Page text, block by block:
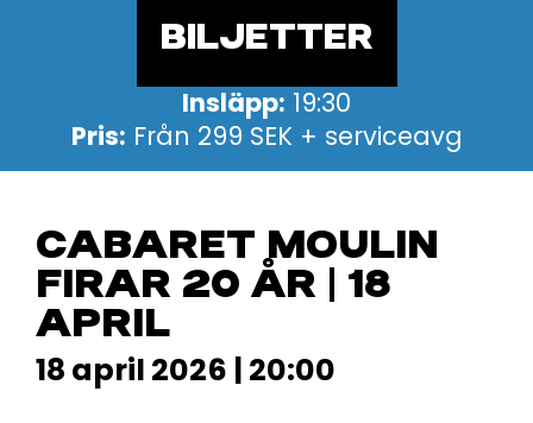
BILJETTER
Insläpp: 19:30
Pris: Från 299 SEK + serviceavg
CABARET MOULIN
FIRAR 20 ÅR | 18
APRIL
18 april 2026 | 20:00